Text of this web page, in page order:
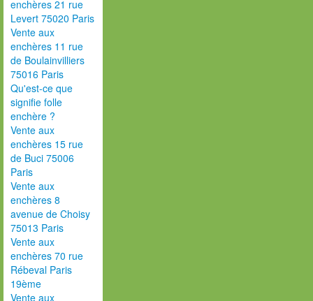
enchères 21 rue
Levert 75020 Paris
Vente aux
enchères 11 rue
de Boulainvilliers
75016 Paris
Qu'est-ce que
signifie folle
enchère ?
Vente aux
enchères 15 rue
de Buci 75006
Paris
Vente aux
enchères 8
avenue de Choisy
75013 Paris
Vente aux
enchères 70 rue
Rébeval Paris
19ème
Vente aux